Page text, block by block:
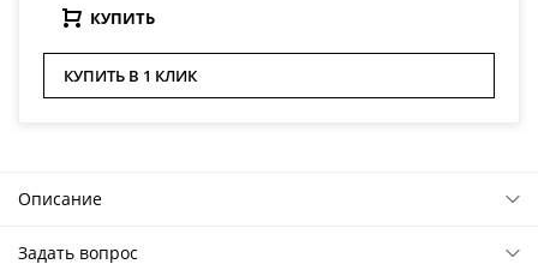
КУПИТЬ
КУПИТЬ В 1 КЛИК
Описание
Задать вопрос